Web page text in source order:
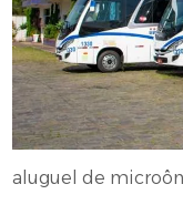
aluguel de